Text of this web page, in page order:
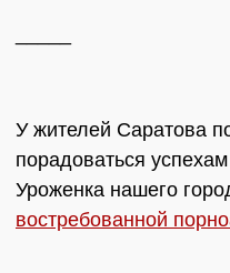
У жителей Саратова
порадоваться
Уроженка нашего
востребованной